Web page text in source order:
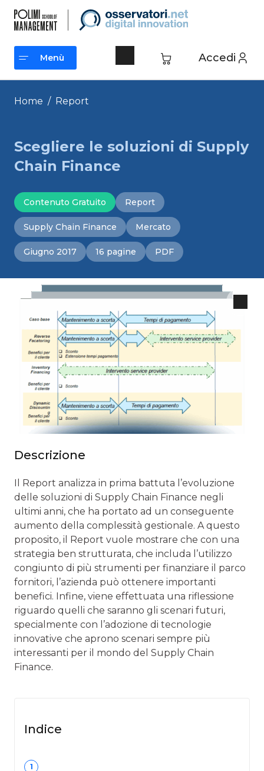
contenuto
Accedi
Menù
Menù
Home / Report
Scegliere le soluzioni di Supply
Chain Finance
Contenuto Gratuito Report
Supply Chain Finance Mercato
Giugno 2017 16 pagine PDF
Descrizione
Il Report analizza in prima battuta l’evoluzione
delle soluzioni di Supply Chain Finance negli
ultimi anni, che ha portato ad un conseguente
aumento della complessità gestionale. A questo
proposito, il Report vuole mostrare che con una
strategia ben strutturata, che includa l’utilizzo
congiunto di più strumenti per finanziare il parco
fornitori, l’azienda può ottenere importanti
benefici. Infine, viene effettuata una riflessione
riguardo quelli che saranno gli scenari futuri,
specialmente con l’adozione di tecnologie
innovative che aprono scenari sempre più
interessanti per il mondo del Supply Chain
Finance.
Indice
1